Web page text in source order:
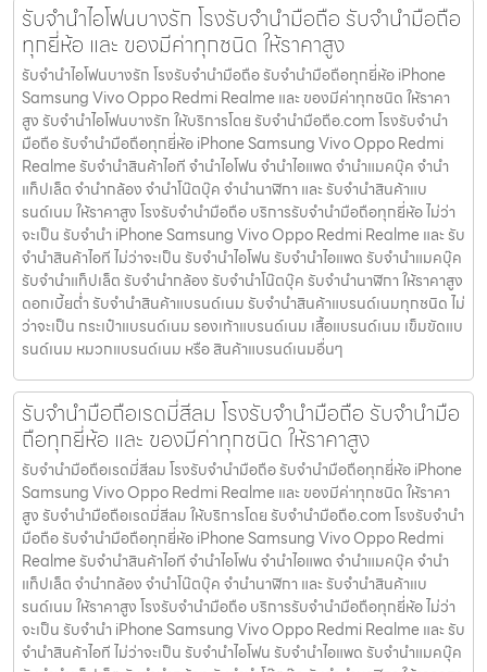
รับจำนำไอโฟนบางรัก โรงรับจำนำมือถือ รับจำนำมือถือ
ทุกยี่ห้อ และ ของมีค่าทุกชนิด ให้ราคาสูง
รับจำนำไอโฟนบางรัก โรงรับจำนำมือถือ รับจำนำมือถือทุกยี่ห้อ iPhone
Samsung Vivo Oppo Redmi Realme และ ของมีค่าทุกชนิด ให้ราคา
สูง รับจำนำไอโฟนบางรัก ให้บริการโดย รับจํานํามือถือ.com โรงรับจำนำ
มือถือ รับจำนำมือถือทุกยี่ห้อ iPhone Samsung Vivo Oppo Redmi
Realme รับจำนำสินค้าไอที จำนำไอโฟน จำนำไอแพด จำนำแมคบุ๊ค จำนำ
แท็ปเล็ต จำนำกล้อง จำนำโน๊ตบุ๊ค จำนำนาฬิกา และ รับจำนำสินค้าแบ
รนด์เนม ให้ราคาสูง โรงรับจำนำมือถือ บริการรับจำนำมือถือทุกยี่ห้อ ไม่ว่า
จะเป็น รับจำนำ iPhone Samsung Vivo Oppo Redmi Realme และ รับ
จำนำสินค้าไอที ไม่ว่าจะเป็น รับจำนำไอโฟน รับจำนำไอแพด รับจำนำแมคบุ๊ค
รับจำนำแท็ปเล็ต รับจำนำกล้อง รับจำนำโน๊ตบุ๊ค รับจำนำนาฬิกา ให้ราคาสูง
ดอกเบี้ยต่ำ รับจำนำสินค้าแบรนด์เนม รับจำนำสินค้าแบรนด์เนมทุกชนิด ไม่
ว่าจะเป็น กระเป๋าแบรนด์เนม รองเท้าแบรนด์เนม เสื้อแบรนด์เนม เข็มขัดแบ
รนด์เนม หมวกแบรนด์เนม หรือ สินค้าแบรนด์เนมอื่นๆ
รับจำนำมือถือเรดมี่สีลม โรงรับจำนำมือถือ รับจำนำมือ
ถือทุกยี่ห้อ และ ของมีค่าทุกชนิด ให้ราคาสูง
รับจำนำมือถือเรดมี่สีลม โรงรับจำนำมือถือ รับจำนำมือถือทุกยี่ห้อ iPhone
Samsung Vivo Oppo Redmi Realme และ ของมีค่าทุกชนิด ให้ราคา
สูง รับจำนำมือถือเรดมี่สีลม ให้บริการโดย รับจํานํามือถือ.com โรงรับจำนำ
มือถือ รับจำนำมือถือทุกยี่ห้อ iPhone Samsung Vivo Oppo Redmi
Realme รับจำนำสินค้าไอที จำนำไอโฟน จำนำไอแพด จำนำแมคบุ๊ค จำนำ
แท็ปเล็ต จำนำกล้อง จำนำโน๊ตบุ๊ค จำนำนาฬิกา และ รับจำนำสินค้าแบ
รนด์เนม ให้ราคาสูง โรงรับจำนำมือถือ บริการรับจำนำมือถือทุกยี่ห้อ ไม่ว่า
จะเป็น รับจำนำ iPhone Samsung Vivo Oppo Redmi Realme และ รับ
จำนำสินค้าไอที ไม่ว่าจะเป็น รับจำนำไอโฟน รับจำนำไอแพด รับจำนำแมคบุ๊ค